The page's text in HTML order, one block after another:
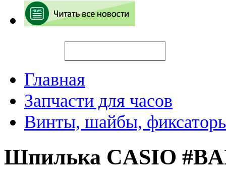
Главная
Запчасти для часов
Винты, шайбы,
Шпилька CASIO